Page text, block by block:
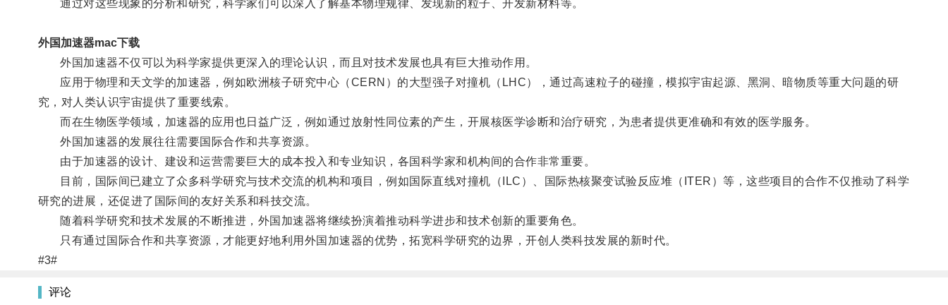
通过对这些现象的分析和研究，科学家们可以深入了解基本物理规律、发现新的粒子、开发新材料等。
外国加速器mac下载
外国加速器不仅可以为科学家提供更深入的理论认识，而且对技术发展也具有巨大推动作用。
应用于物理和天文学的加速器，例如欧洲核子研究中心（CERN）的大型强子对撞机（LHC），通过高速粒子的碰撞，模拟宇宙起源、黑洞、暗物质等重大问题的研
究，对人类认识宇宙提供了重要线索。
而在生物医学领域，加速器的应用也日益广泛，例如通过放射性同位素的产生，开展核医学诊断和治疗研究，为患者提供更准确和有效的医学服务。
外国加速器的发展往往需要国际合作和共享资源。
由于加速器的设计、建设和运营需要巨大的成本投入和专业知识，各国科学家和机构间的合作非常重要。
目前，国际间已建立了众多科学研究与技术交流的机构和项目，例如国际直线对撞机（ILC）、国际热核聚变试验反应堆（ITER）等，这些项目的合作不仅推动了科学
研究的进展，还促进了国际间的友好关系和科技交流。
随着科学研究和技术发展的不断推进，外国加速器将继续扮演着推动科学进步和技术创新的重要角色。
只有通过国际合作和共享资源，才能更好地利用外国加速器的优势，拓宽科学研究的边界，开创人类科技发展的新时代。
#3#
评论